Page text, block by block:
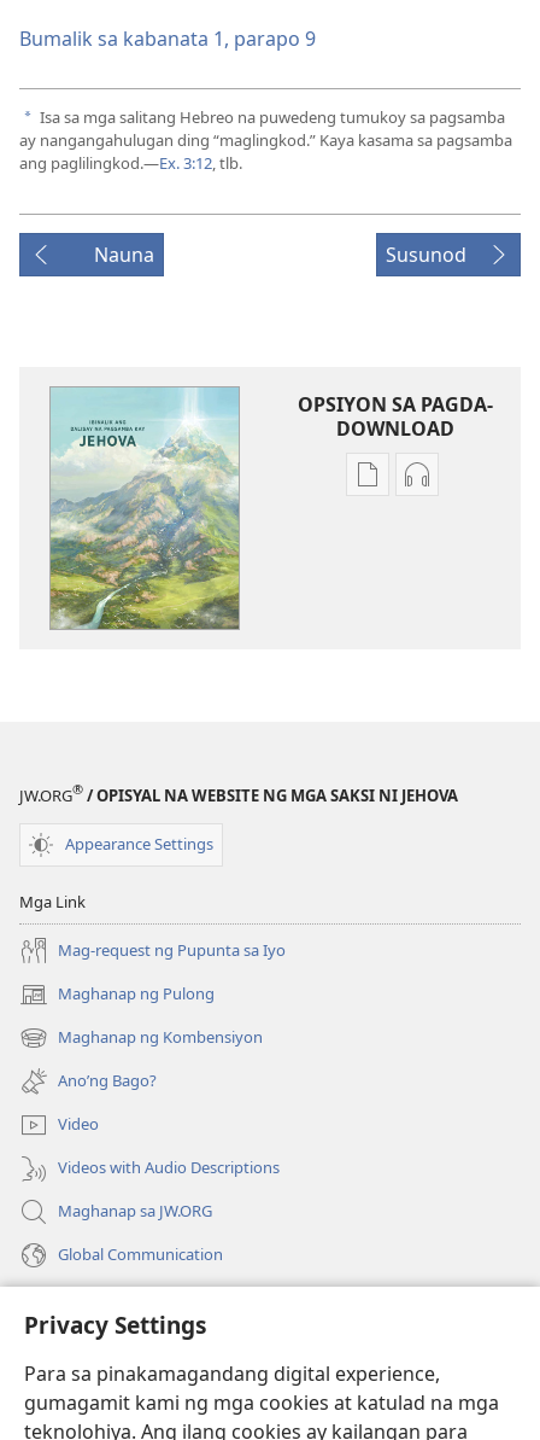
Privacy Settings
Para sa pinakamagandang digital experience,
gumagamit kami ng mga cookies at katulad na mga
teknolohiya. Ang ilang cookies ay kailangan para
Bumalik sa kabanata 1, parapo 9
a Isa sa mga salitang Hebreo na puwedeng tumukoy sa pagsamba
ay nangangahulugan ding “maglingkod.” Kaya kasama sa pagsamba
ang paglilingkod.​—Ex. 3:12 , tlb.
Nauna Susunod
OPSIYON SA PAGDA-
DOWNLOAD
Opsiyon
kay
Opsiyon
kay
JW.ORG® / OPISYAL NA WEBSITE NG MGA SAKSI NI JEHOVA
Appearance Settings
Mga Link
Mag-request ng Pupunta sa Iyo
Maghanap ng Pulong
(may
bubukas
na
bagong
window)
Maghanap ng Kombensiyon
(may
bubukas
na
bagong
window)
Ano’ng Bago?
Video
Videos with Audio Descriptions
Maghanap sa JW.ORG
Global Communication
(may
na
Watchtower ONLINE LIBRARY™